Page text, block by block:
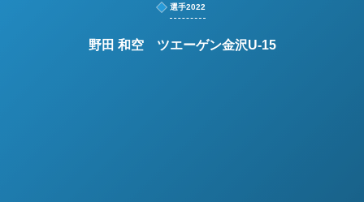
選手2022
野田 和空 ツエーゲン金沢U-15